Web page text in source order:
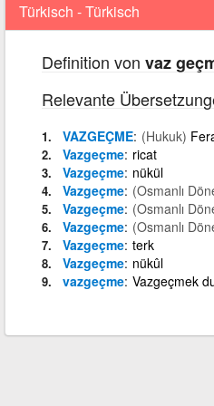
Türkisch - Türkisch
Definition von vaz
Relevante
VAZGEÇME (Hukuk)
Vazgeçme ricat
Vazgeçme nükül
Vazgeçme (Osmanlı
Vazgeçme (Osmanlı
Vazgeçme (Osmanlı
Vazgeçme terk
Vazgeçme nükûl
vazgeçme Vazgeçmek